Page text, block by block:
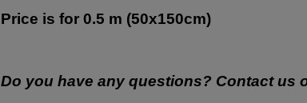
Price is for 0.5 m (50x150cm)
Do you have any questions? Contact us